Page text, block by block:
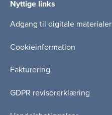
Nyttige links
Adgang til digitale materialer
Cookieinformation
Fakturering
GDPR revisorerklæring